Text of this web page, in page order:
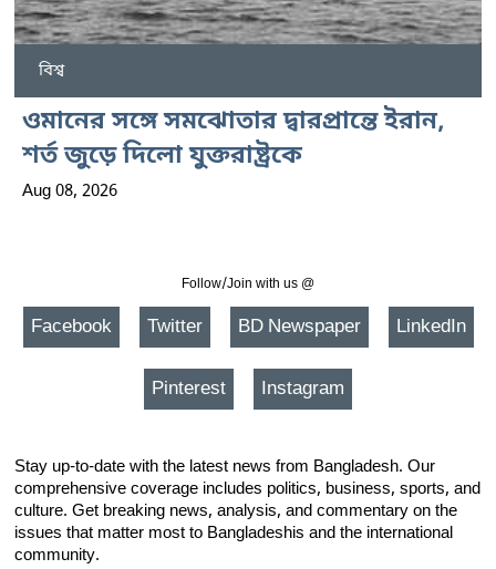
বিশ্ব
ওমানের সঙ্গে সমঝোতার দ্বারপ্রান্তে ইরান,
শর্ত জুড়ে দিলো যুক্তরাষ্ট্রকে
Aug 08, 2026
Follow/Join with us @
Facebook Twitter BD Newspaper LinkedIn
Pinterest Instagram
Stay up-to-date with the latest news from Bangladesh. Our
comprehensive coverage includes politics, business, sports, and
culture. Get breaking news, analysis, and commentary on the
issues that matter most to Bangladeshis and the international
community.